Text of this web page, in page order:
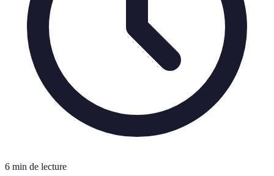
6 min de lecture